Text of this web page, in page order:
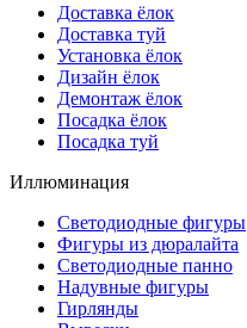
Доставка ёлок
Доставка туй
Установка ёлок
Дизайн ёлок
Демонтаж ёлок
Посадка ёлок
Посадка туй
Иллюминация
Светодиодные фигуры
Фигуры из дюралайта
Светодиодные панно
Надувные фигуры
Гирлянды